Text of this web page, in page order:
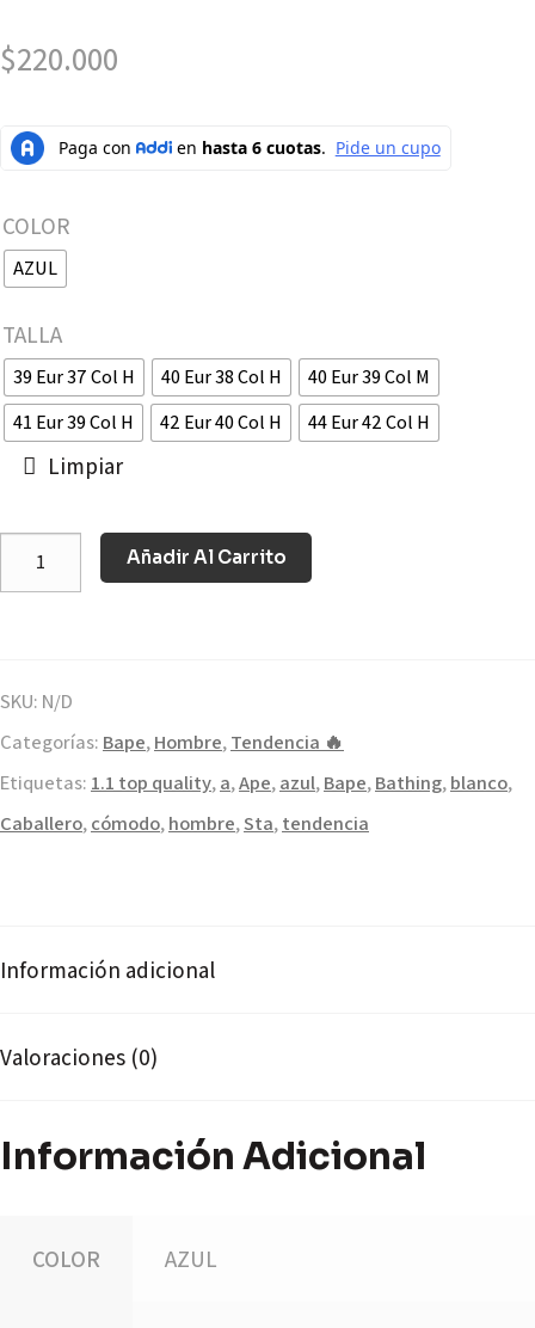
$220.000
COLOR
AZUL
TALLA
39 Eur 37 Col H 40 Eur 38 Col H
40 Eur 39 Col M
41 Eur 39 Col H
42 Eur 40 Col H 44 Eur 42 Col H
Limpiar
Añadir Al Carrito
SKU: N/D
Categorías: Bape,Hombre,Tendencia 🔥
Etiquetas: 1.1 top quality,a,Ape,azul,Bape,Bathing,blanco,
Caballero,cómodo,hombre,Sta,tendencia
Información adicional
Valoraciones (0)
Información Adicional
COLOR AZUL